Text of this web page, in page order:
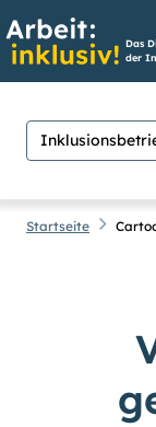
Das
der
Für
Startseite